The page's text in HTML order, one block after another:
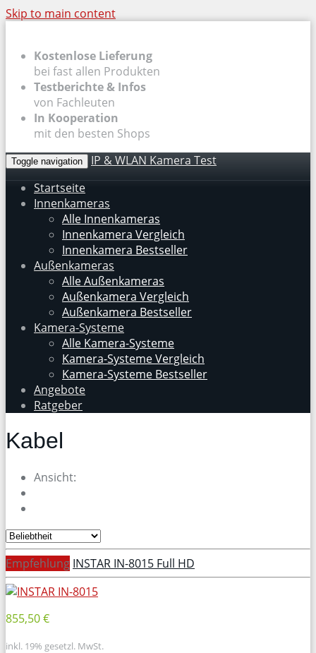
Skip to main content
Kostenlose Lieferung
bei fast allen Produkten
Testberichte & Infos
von Fachleuten
In Kooperation
mit den besten Shops
Toggle navigation
IP & WLAN Kamera Test
Startseite
Innenkameras
Alle Innenkameras
Innenkamera Vergleich
Innenkamera Bestseller
Außenkameras
Alle Außenkameras
Außenkamera Vergleich
Außenkamera Bestseller
Kamera-Systeme
Alle Kamera-Systeme
Kamera-Systeme Vergleich
Kamera-Systeme Bestseller
Angebote
Ratgeber
Kabel
Ansicht:
Empfehlung INSTAR IN-8015 Full HD
855,50 €
inkl. 19% gesetzl. MwSt.